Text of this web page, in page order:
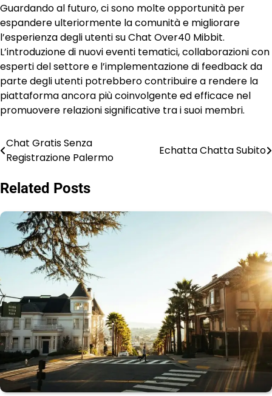
Guardando al futuro, ci sono molte opportunità per
espandere ulteriormente la comunità e migliorare
l’esperienza degli utenti su Chat Over40 Mibbit.
L’introduzione di nuovi eventi tematici, collaborazioni con
esperti del settore e l’implementazione di feedback da
parte degli utenti potrebbero contribuire a rendere la
piattaforma ancora più coinvolgente ed efficace nel
promuovere relazioni significative tra i suoi membri.
Post
navigation
Chat Gratis Senza
Registrazione Palermo
Echatta Chatta Subito
Related Posts